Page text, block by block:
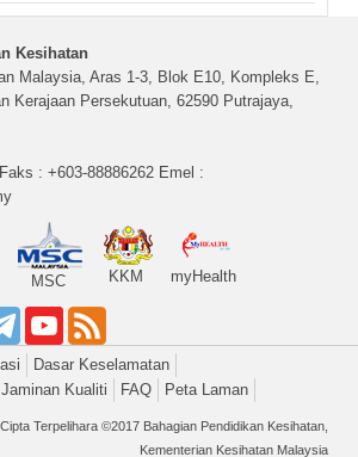
Kesihatan
Malaysia, Aras 1-3, Blok E10, Kompleks E,
Kerajaan Persekutuan, 62590 Putrajaya,
: +603-88886262 Emel :
MSC KKM myHealth
Dasar Keselamatan
Jaminan Kualiti FAQ Peta Laman
Terpelihara ©2017 Bahagian Pendidikan Kesihatan,
Kementerian Kesihatan Malaysia